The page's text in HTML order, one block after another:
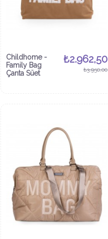
Childhome -
Family Bag
Çanta Süet
₺2.962,50
₺3.950,00